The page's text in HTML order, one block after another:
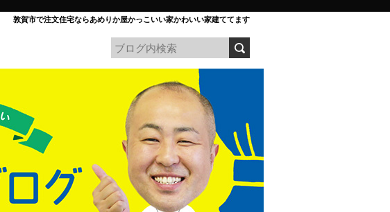
敦賀市で注文住宅ならあめりか屋かっこいい家かわいい家建ててます